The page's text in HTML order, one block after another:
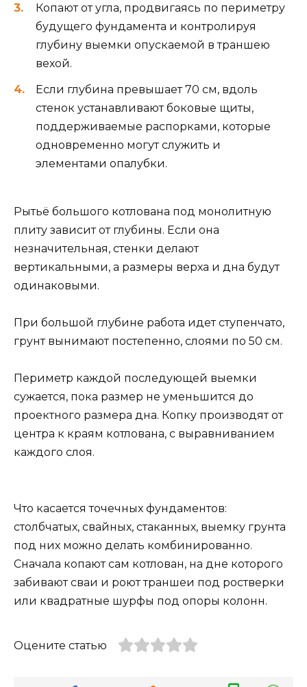
Копают от угла, продвигаясь по периметру
будущего фундамента и контролируя
глубину выемки опускаемой в траншею
вехой.
Если глубина превышает 70 см, вдоль
стенок устанавливают боковые щиты,
поддерживаемые распорками, которые
одновременно могут служить и
элементами опалубки.
Рытьё большого котлована под монолитную
плиту зависит от глубины. Если она
незначительная, стенки делают
вертикальными, а размеры верха и дна будут
одинаковыми.
При большой глубине работа идет ступенчато,
грунт вынимают постепенно, слоями по 50 см.
Периметр каждой последующей выемки
сужается, пока размер не уменьшится до
проектного размера дна. Копку производят от
центра к краям котлована, с выравниванием
каждого слоя.
Что касается точечных фундаментов:
столбчатых, свайных, стаканных, выемку грунта
под них можно делать комбинированно.
Сначала копают сам котлован, на дне которого
забивают сваи и роют траншеи под ростверки
или квадратные шурфы под опоры колонн.
Оцените статью